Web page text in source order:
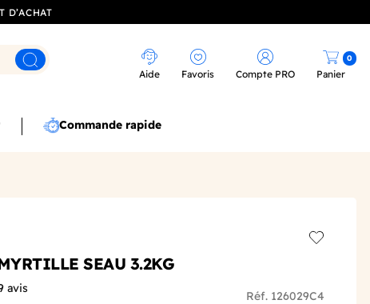
D’ACHAT
Rechercher
Aide Favoris Compte PRO Panier
0
Commande rapide
SEAU 3.2KG
avis
Réf. 126029C4